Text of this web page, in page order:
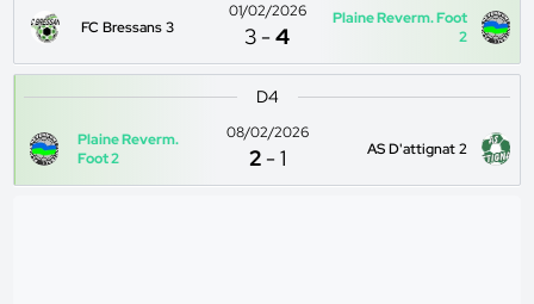
FC Bressans 3
01/02/2026
3 -4
Plaine Reverm. Foot
2
D4
Plaine Reverm.
Foot 2
08/02/2026
2 -1 AS D'attignat 2